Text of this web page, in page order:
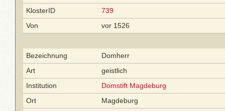
KlosterID
739
Von
vor 1526
Bezeichnung
Domherr
Art
geistlich
Institution
Domstift Magdeburg
Ort
Magdeburg